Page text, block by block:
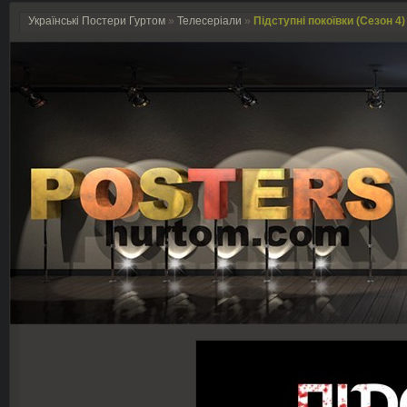
Українські Постери Гуртом » Телесеріали » Підступні покоївки (Сезон